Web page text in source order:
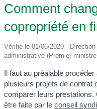
Comment
copropriété en
Vérifié le 01/06/2020 -
administrative (Premier
Il faut au préalable
plusieurs projets de contrat
comparer leurs
être faite par leconseil